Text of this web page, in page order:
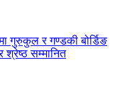
गुरुकुल र गण्डकी बोर्डिङ
श्रेष्ठ सम्मानित